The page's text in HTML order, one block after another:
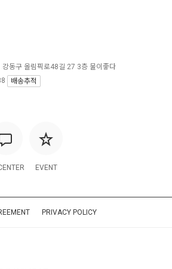
EVENT
동구 올림픽로48길 27 3층 물이좋다
배송추적
PRIVACY POLICY